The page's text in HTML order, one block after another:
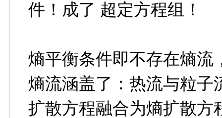
件！成了 超定方程组！
熵平衡条件即不存在熵流
熵流涵盖了：热流与粒子
扩散方程融合为熵扩散方